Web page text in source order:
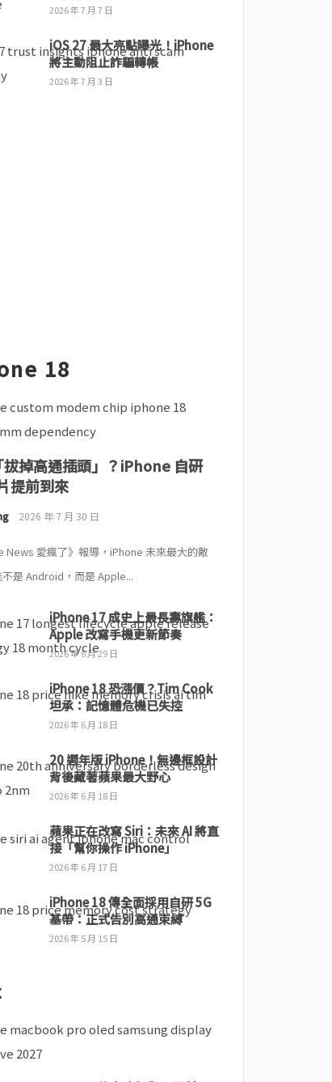
2026 年 7 月 7 日
iOS 27 最大亮點曝光！iPhone
將主動阻止詐騙轉帳
2026 年 7 月 3 日
18
拔掉高通插頭」？iPhone 自研
提前到來
2026 年 7 月 30 日
News 愛瘋了》報導，iPhone 未來最大的敵
是 Android，而是 Apple...
iPhone 17 成史上最長壽旗艦：
Apple 改寫手機更新節奏
2026 年 6 月 29 日
iPhone 18 恐漲價？Tim Cook
坦承：記憶體危機已失控
2026 年 6 月 18 日
20 週年版 iPhone！無邊框設計
背後藏著蘋果最大野心
2026 年 6 月 18 日
蘋果正在改寫 Siri：未來 AI 將直
接「幫你操作 iPhone」
2026 年 6 月 17 日
iPhone 18 傳全面採用自研 5G
基帶：正式告別高通束縛
2026 年 5 月 15 日